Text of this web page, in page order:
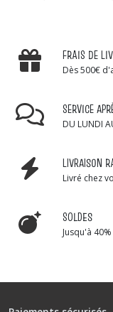
FRAIS DE
Dès 500€
SERVICE
DU LUNDI
LIVRAISON
Livré chez
SOLDES
Jusqu'à